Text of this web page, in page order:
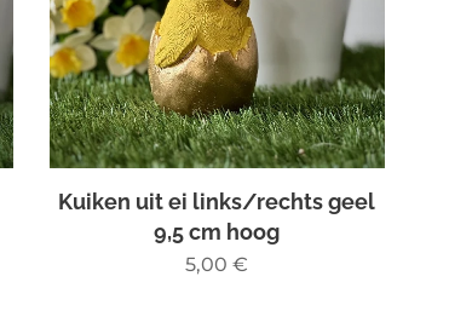
Kuiken uit ei links/rechts geel
9,5 cm hoog
5,00 €